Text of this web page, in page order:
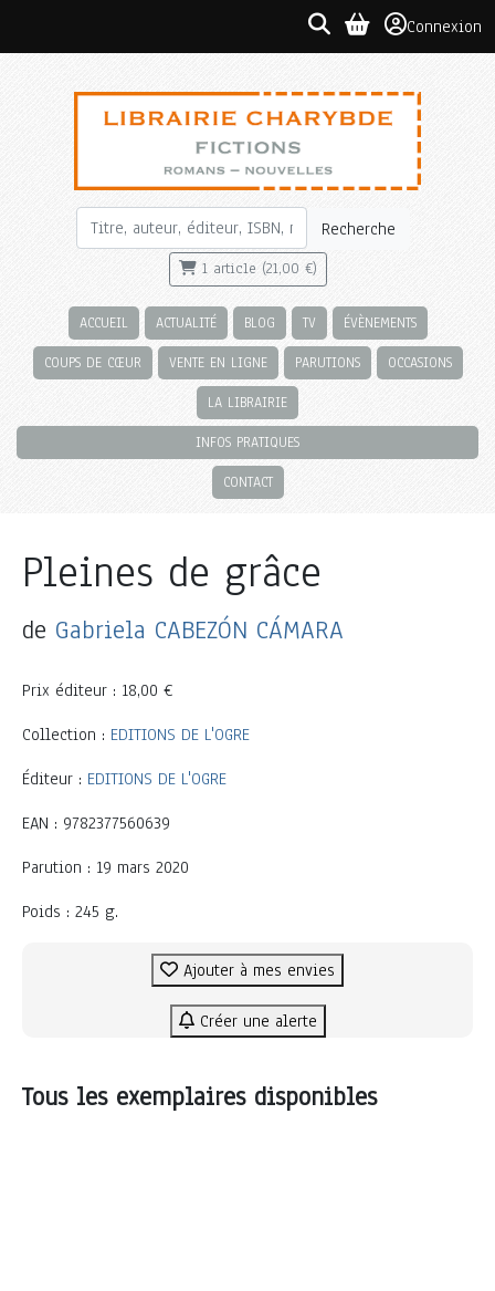
Connexion
Recherche
1 article (21,00 €)
ACCUEIL ACTUALITÉ BLOG TV ÉVÈNEMENTS
COUPS DE CŒUR VENTE EN LIGNE PARUTIONS OCCASIONS
LA LIBRAIRIE
INFOS PRATIQUES
CONTACT
Pleines de grâce
de Gabriela CABEZÓN CÁMARA
Prix éditeur : 18,00 €
Collection : EDITIONS DE L'OGRE
Éditeur : EDITIONS DE L'OGRE
EAN : 9782377560639
Parution : 19 mars 2020
Poids : 245 g.
Ajouter à mes envies
Créer une alerte
Tous les exemplaires disponibles